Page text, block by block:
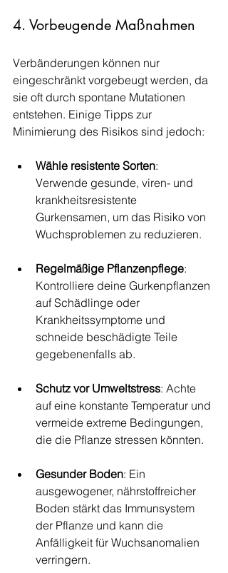
4. Vorbeugende Maßnahmen
Verbänderungen können nur
eingeschränkt vorgebeugt werden, da
sie oft durch spontane Mutationen
entstehen. Einige Tipps zur
Minimierung des Risikos sind jedoch:
Wähle resistente Sorten:
Verwende gesunde, viren- und
krankheitsresistente
Gurkensamen, um das Risiko von
Wuchsproblemen zu reduzieren.
Regelmäßige Pflanzenpflege:
Kontrolliere deine Gurkenpflanzen
auf Schädlinge oder
Krankheitssymptome und
schneide beschädigte Teile
gegebenenfalls ab.
Schutz vor Umweltstress: Achte
auf eine konstante Temperatur und
vermeide extreme Bedingungen,
die die Pflanze stressen könnten.
Gesunder Boden: Ein
ausgewogener, nährstoffreicher
Boden stärkt das Immunsystem
der Pflanze und kann die
Anfälligkeit für Wuchsanomalien
verringern.